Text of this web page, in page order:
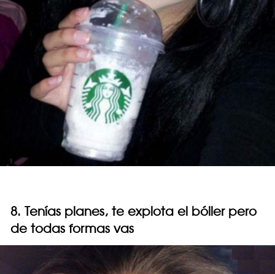
8. Tenías planes, te explota el bóiler pero
de todas formas vas